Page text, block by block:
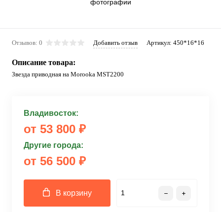
фотографии
Отзывов: 0 Добавить отзыв Артикул: 450*16*16
Описание товара:
Звезда приводная на Morooka MST2200
Владивосток:
от 53 800 ₽
Другие города:
от 56 500 ₽
В корзину